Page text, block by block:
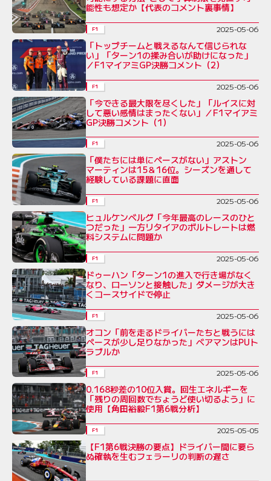
能性も想定か【代表のコメント裏事情】
F1 2025-05-06
「トップチームと戦えるなんて信じられな
い」「ターン1の揉み合いが助けになった」
／F1マイアミGP決勝コメント（2）
F1 2025-05-06
「今できる最大限を尽くした」「ルイスに対
して悪い感情はまったくない」／F1マイアミ
GP決勝コメント（1）
F1 2025-05-06
「僕たちには単にペースがない」アストン
マーティンは15＆16位。シーズンを通して
経験している課題に直面
F1 2025-05-06
ヒュルケンベルグ「今年最高のレースのひと
つだった」一方リタイアのボルトレートは燃
料システムに問題か
F1 2025-05-06
ドゥーハン「ターン1の進入で行き場がなく
なり、ローソンと接触した」ダメージが大き
くコースサイドで停止
F1 2025-05-06
オコン「前を走るドライバーたちと戦うには
ペースが少し足りなかった」ベアマンはPUト
ラブルか
F1 2025-05-06
0.168秒差の10位入賞。回生エネルギーを
「残りの周回数でちょうど使い切るよう」に
使用【角田裕毅F1第6戦分析】
F1 2025-05-05
【F1第6戦決勝の要点】ドライバー間に要ら
ぬ確執を生むフェラーリの判断の遅さ